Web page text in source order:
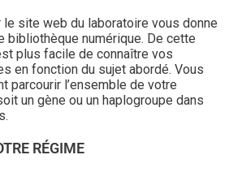
site web du laboratoire vous donne
bibliothèque numérique. De cette
plus facile de connaître vos
en fonction du sujet abordé. Vous
parcourir l’ensemble de votre
un gène ou un haplogroupe dans
RÉGIME